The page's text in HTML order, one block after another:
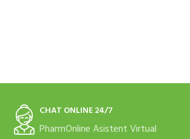
CHAT ONLINE 24/7
PharmOnline Asistent Virtual